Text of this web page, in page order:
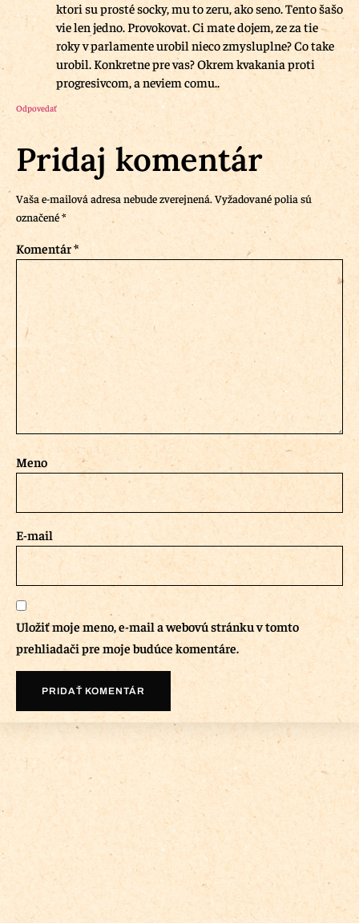
ktori su prosté socky, mu to zeru, ako seno. Tento šašo
vie len jedno. Provokovat. Ci mate dojem, ze za tie
roky v parlamente urobil nieco zmysluplne? Co take
urobil. Konkretne pre vas? Okrem kvakania proti
progresivcom, a neviem comu..
Odpovedať
Pridaj komentár
Vaša e-mailová adresa nebude zverejnená.Vyžadované polia sú
označené*
Komentár*
Meno
E-mail
Uložiť moje meno, e-mail a webovú stránku v tomto
prehliadači pre moje budúce komentáre.